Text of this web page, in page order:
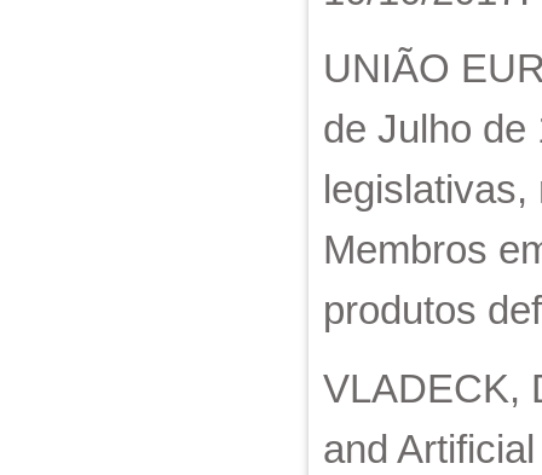
UNIÃO
de Julho de
Membros
produtos
VLADECK,
and